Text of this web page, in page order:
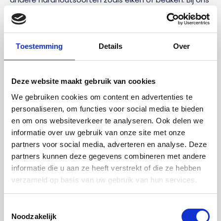
Toestemming Details Over
Deze website maakt gebruik van cookies
We gebruiken cookies om content en advertenties te
personaliseren, om functies voor social media te bieden
en om ons websiteverkeer te analyseren. Ook delen we
informatie over uw gebruik van onze site met onze
partners voor social media, adverteren en analyse. Deze
partners kunnen deze gegevens combineren met andere
informatie die u aan ze heeft verstrekt of die ze hebben
verzameld op basis van uw gebruik van hun services.
Noodzakelijk
bestel je een trap van rubberwood al vanaf €1700,-.
Echter is de totaalprijs afhankelijk van het aantal
treden en eventuele afwerking die je wenst. De prijs
kan dus nog oplopen. Bij het samenstellen van je trap
staan alle kosten vermeld. Doe je een aanpassen aan
Je weet dus precies wat je koopt!
Wat is rubberwood voor hout?
Rubberwood is ook wel bekend als rubberhout. Dit is
een houtsoort afkomstig van de Braziliaanse
rubberboom uit het Amazonewoud. Maar ook in
plantages in Zuidoost-Azië worden de bomen
inmiddels gepland. Rubberwood is een echte
materiaal ook wel vergeleken met eikenhout, alleen is